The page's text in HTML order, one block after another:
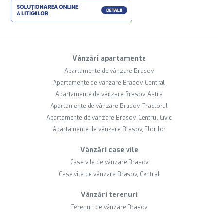
Vânzări apartamente
Apartamente de vânzare Brasov
Apartamente de vânzare Brasov, Central
Apartamente de vânzare Brasov, Astra
Apartamente de vânzare Brasov, Tractorul
Apartamente de vânzare Brasov, Centrul Civic
Apartamente de vânzare Brasov, Florilor
Vânzări case vile
Case vile de vânzare Brasov
Case vile de vânzare Brasov, Central
Vânzări terenuri
Terenuri de vânzare Brasov